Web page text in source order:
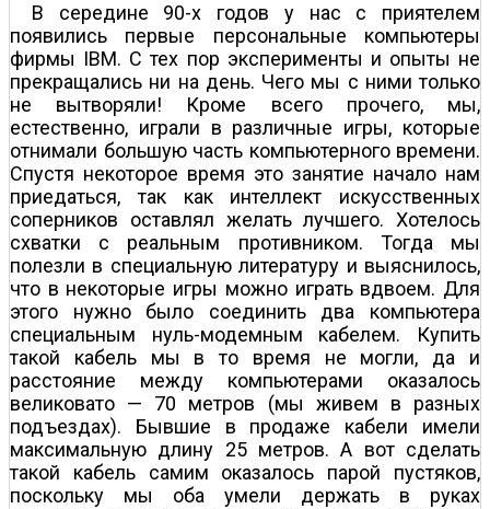
В середине 90-х годов у нас с приятелем
появились первые персональные компьютеры
фирмы IBM. С тех пор эксперименты и опыты не
прекращались ни на день. Чего мы с ними только
не вытворяли! Кроме всего прочего, мы,
естественно, играли в различные игры, которые
отнимали большую часть компьютерного времени.
Спустя некоторое время это занятие начало нам
приедаться, так как интеллект искусственных
соперников оставлял желать лучшего. Хотелось
схватки с реальным противником. Тогда мы
полезли в специальную литературу и выяснилось,
что в некоторые игры можно играть вдвоем. Для
этого нужно было соединить два компьютера
специальным нуль-модемным кабелем. Купить
такой кабель мы в то время не могли, да и
расстояние между компьютерами оказалось
великовато — 70 метров (мы живем в разных
подъездах). Бывшие в продаже кабели имели
максимальную длину 25 метров. А вот сделать
такой кабель самим оказалось парой пустяков,
поскольку мы оба умели держать в руках